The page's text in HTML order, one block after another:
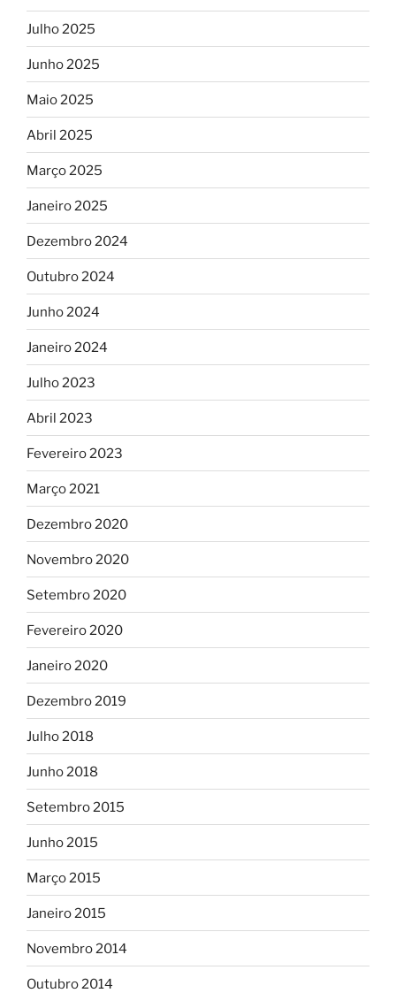
Julho 2025
Junho 2025
Maio 2025
Abril 2025
Março 2025
Janeiro 2025
Dezembro 2024
Outubro 2024
Junho 2024
Janeiro 2024
Julho 2023
Abril 2023
Fevereiro 2023
Março 2021
Dezembro 2020
Novembro 2020
Setembro 2020
Fevereiro 2020
Janeiro 2020
Dezembro 2019
Julho 2018
Junho 2018
Setembro 2015
Junho 2015
Março 2015
Janeiro 2015
Novembro 2014
Outubro 2014